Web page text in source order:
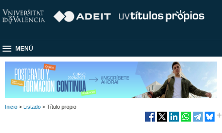
MENÚ
Inicio > Listado > Título propio